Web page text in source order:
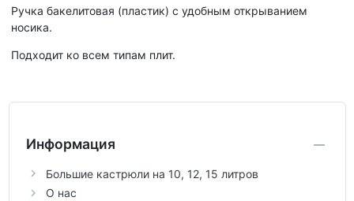
Ручка бакелитовая (пластик) с удобным открыванием
носика.
Подходит ко всем типам плит.
Информация
Большие кастрюли на 10, 12, 15 литров
О нас